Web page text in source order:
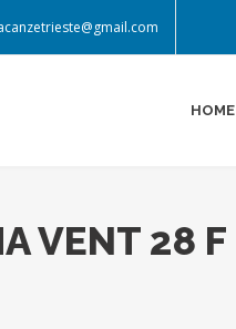
HOME
VENT 28 F